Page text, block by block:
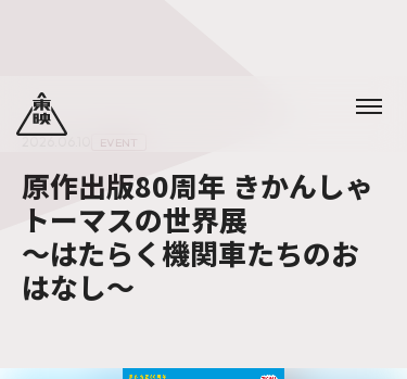
EVENT
原作出版80周年 きかんしゃ
トーマスの世界展
～はたらく機関車たちのお
はなし～